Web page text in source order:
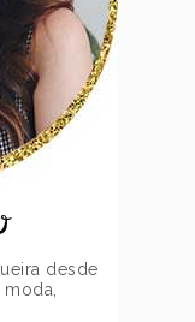
desde